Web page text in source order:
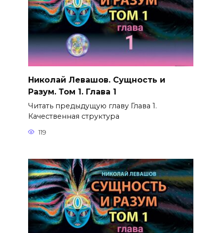
Николай Левашов. Сущность и
Разум. Том 1. Глава 1
Читать предыдущую главу Глава 1.
Качественная структура
119